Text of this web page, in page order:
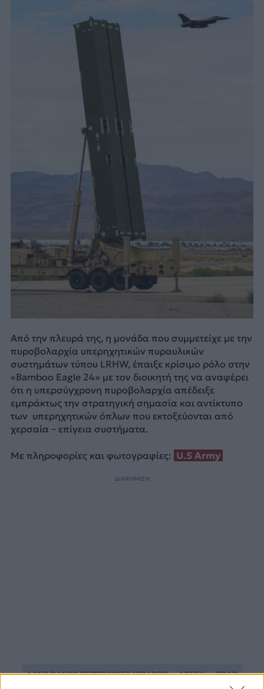
Από την πλευρά της, η μονάδα που συμμετείχε με την
πυροβολαρχία υπερηχητικών πυραυλικών
συστημάτων τύπου LRHW, έπαιξε κρίσιμο ρόλο στην
«Bamboo Eagle 24» με τον διοικητή της να αναφέρει
ότι η υπερσύγχρονη πυροβολαρχία απέδειξε
εμπράκτως την στρατηγική σημασία και αντίκτυπο
των υπερηχητικών όπλων που εκτοξεύονται από
χερσαία – επίγεια συστήματα.
Με πληροφορίες και φωτογραφίες: U.S Army
ΔΙΑΦΗΜΙΣΗ
LONG RANGE HYPERSONIC WEAPON LRHW
USAF